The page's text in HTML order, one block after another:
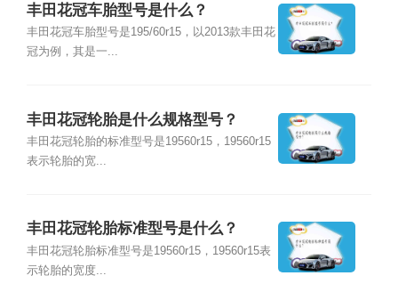
丰田花冠车胎型号是什么？
丰田花冠车胎型号是195/60r15，以2013款丰田花
冠为例，其是一...
丰田花冠轮胎是什么规格型号？
丰田花冠轮胎的标准型号是19560r15，19560r15
表示轮胎的宽...
丰田花冠轮胎标准型号是什么？
丰田花冠轮胎标准型号是19560r15，19560r15表
示轮胎的宽度...